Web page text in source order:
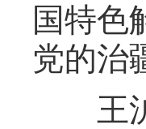
国特色
党的治
王沪